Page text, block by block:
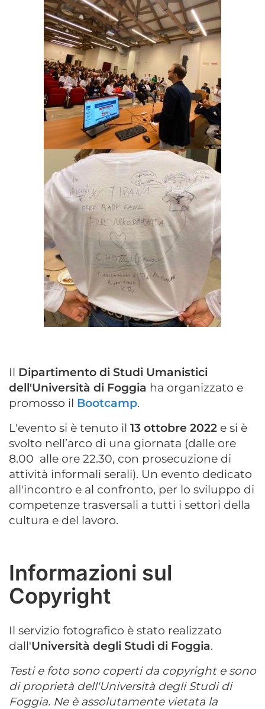
Il Dipartimento di Studi Umanistici
dell'Università di Foggia ha organizzato e
promosso il Bootcamp.
L'evento si è tenuto il 13 ottobre 2022 e si è
svolto nell’arco di una giornata (dalle ore
8.00 alle ore 22.30, con prosecuzione di
attività informali serali). Un evento dedicato
all'incontro e al confronto, per lo sviluppo di
competenze trasversali a tutti i settori della
cultura e del lavoro.
Informazioni sul
Copyright
Il servizio fotografico è stato realizzato
dall'Università degli Studi di Foggia.
Testi e foto sono coperti da copyright e sono
di proprietà dell'Università degli Studi di
Foggia. Ne è assolutamente vietata la